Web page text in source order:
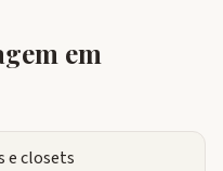
em
e closets